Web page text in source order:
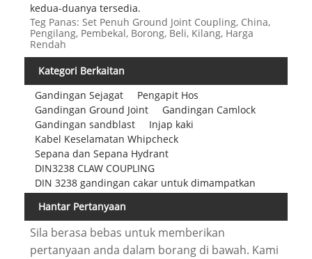
kedua-duanya tersedia.
Teg Panas: Set Penuh Ground Joint Coupling, China,
Pengilang, Pembekal, Borong, Beli, Kilang, Harga
Rendah
Kategori Berkaitan
Gandingan Sejagat
Pengapit Hos
Gandingan Ground Joint
Gandingan Camlock
Gandingan sandblast
Injap kaki
Kabel Keselamatan Whipcheck
Sepana dan Sepana Hydrant
DIN3238 CLAW COUPLING
DIN 3238 gandingan cakar untuk dimampatkan
Hantar Pertanyaan
Sila berasa bebas untuk memberikan
pertanyaan anda dalam borang di bawah. Kami